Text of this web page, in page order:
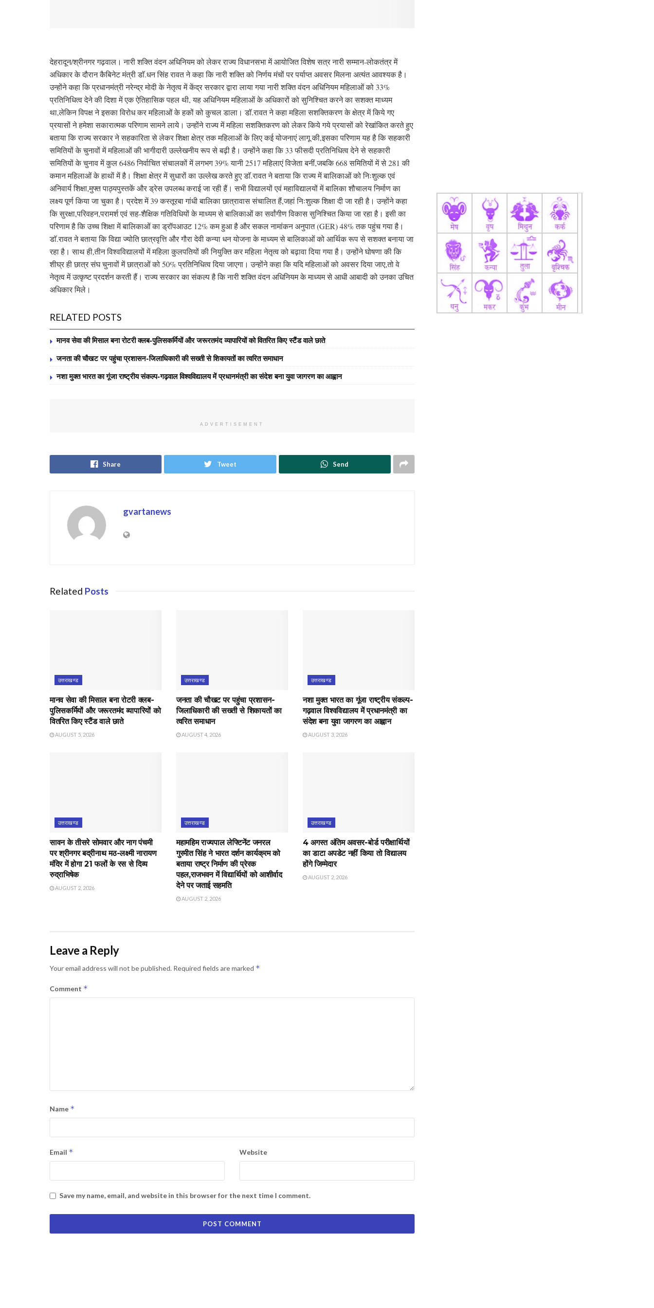
देहरादून/श्रीनगर गढ़वाल। नारी शक्ति वंदन अधिनियम को लेकर राज्य विधानसभा में आयोजित विशेष सत्र नारी सम्मान-लोकतंत्र में
अधिकार के दौरान कैबिनेट मंत्री डाॅ.धन सिंह रावत ने कहा कि नारी शक्ति को निर्णय मंचों पर पर्याप्त अवसर मिलना अत्यंत आवश्यक है।
उन्होंने कहा कि प्रधानमंत्री नरेन्द्र मोदी के नेतृत्व में केंद्र सरकार द्वारा लाया गया नारी शक्ति वंदन अधिनियम महिलाओं को 33%
प्रतिनिधित्व देने की दिशा में एक ऐतिहासिक पहल थी, यह अधिनियम महिलाओं के अधिकारों को सुनिश्चित करने का सशक्त माध्यम
था,लेकिन विपक्ष ने इसका विरोध कर महिलाओं के हकों को कुचल डाला। डॉ.रावत ने कहा महिला सशक्तिकरण के क्षेत्र में किये गए
प्रयासों ने हमेशा सकारात्मक परिणाम सामने लाये। उन्होंने राज्य में महिला सशक्तिकरण को लेकर किये गये प्रयासों को रेखांकित करते हुए
बताया कि राज्य सरकार ने सहकारिता से लेकर शिक्षा क्षेत्र तक महिलाओं के लिए कई योजनाएं लागू की,इसका परिणाम यह है कि सहकारी
समितियों के चुनावों में महिलाओं की भागीदारी उल्लेखनीय रूप से बढ़ी है। उन्होंने कहा कि 33 फीसदी प्रतिनिधित्व देने से सहकारी
समितियों के चुनाव में कुल 6486 निर्वाचित संचालकों में लगभग 39% यानी 2517 महिलाएं विजेता बनीं,जबकि 668 समितियों में से 281 की
कमान महिलाओं के हाथों में है। शिक्षा क्षेत्र में सुधारों का उल्लेख करते हुए डाॅ.रावत ने बताया कि राज्य में बालिकाओं को निःशुल्क एवं
अनिवार्य शिक्षा,मुफ्त पाठ्यपुस्तकें और ड्रेस उपलब्ध कराई जा रही हैं। सभी विद्यालयों एवं महाविद्यालयों में बालिका शौचालय निर्माण का
लक्ष्य पूर्ण किया जा चुका है। प्रदेश में 39 कस्तूरबा गांधी बालिका छात्रावास संचालित हैं,जहां निःशुल्क शिक्षा दी जा रही है। उन्होंने कहा
कि सुरक्षा,परिवहन,परामर्श एवं सह-शैक्षिक गतिविधियों के माध्यम से बालिकाओं का सर्वांगीण विकास सुनिश्चित किया जा रहा है। इसी का
परिणाम है कि उच्च शिक्षा में बालिकाओं का ड्रॉपआउट 12% कम हुआ है और सकल नामांकन अनुपात (GER) 48% तक पहुंच गया है।
डाॅ.रावत ने बताया कि विद्या ज्योति छात्रवृत्ति और गौरा देवी कन्या धन योजना के माध्यम से बालिकाओं को आर्थिक रूप से सशक्त बनाया जा
रहा है। साथ ही,तीन विश्वविद्यालयों में महिला कुलपतियों की नियुक्ति कर महिला नेतृत्व को बढ़ावा दिया गया है। उन्होंने घोषणा की कि
शीघ्र ही छात्र संघ चुनावों में छात्राओं को 50% प्रतिनिधित्व दिया जाएगा। उन्होंने कहा कि यदि महिलाओं को अवसर दिया जाए,तो वे
नेतृत्व में उत्कृष्ट प्रदर्शन करती हैं। राज्य सरकार का संकल्प है कि नारी शक्ति वंदन अधिनियम के माध्यम से आधी आबादी को उनका उचित
अधिकार मिले।
RELATED POSTS
मानव सेवा की मिसाल बना रोटरी क्लब-पुलिसकर्मियों और जरूरतमंद व्यापारियों को वितरित किए स्टैंड वाले छाते
जनता की चौखट पर पहुंचा प्रशासन-जिलाधिकारी की सख्ती से शिकायतों का त्वरित समाधान
नशा मुक्त भारत का गूंजा राष्ट्रीय संकल्प-गढ़वाल विश्वविद्यालय में प्रधानमंत्री का संदेश बना युवा जागरण का आह्वान
ADVERTISEMENT
Share Tweet Send
gvartanews
Related Posts
उत्तराखण्ड
मानव सेवा की मिसाल बना रोटरी क्लब-
पुलिसकर्मियों और जरूरतमंद व्यापारियों को
वितरित किए स्टैंड वाले छाते
AUGUST 5, 2026
उत्तराखण्ड
जनता की चौखट पर पहुंचा प्रशासन-
जिलाधिकारी की सख्ती से शिकायतों का
त्वरित समाधान
AUGUST 4, 2026
उत्तराखण्ड
नशा मुक्त भारत का गूंजा राष्ट्रीय संकल्प-
गढ़वाल विश्वविद्यालय में प्रधानमंत्री का
संदेश बना युवा जागरण का आह्वान
AUGUST 3, 2026
उत्तराखण्ड
सावन के तीसरे सोमवार और नाग पंचमी
पर श्रीनगर बद्रीनाथ मठ-लक्ष्मी नारायण
मंदिर में होगा 21 फलों के रस से दिव्य
रुद्राभिषेक
AUGUST 2, 2026
उत्तराखण्ड
महामहिम राज्यपाल लेफ्टिनेंट जनरल
गुरमीत सिंह ने भारत दर्शन कार्यक्रम को
बताया राष्ट्र निर्माण की प्रेरक
पहल,राजभवन में विद्यार्थियों को आशीर्वाद
देने पर जताई सहमति
AUGUST 2, 2026
उत्तराखण्ड
4 अगस्त अंतिम अवसर-बोर्ड परीक्षार्थियों
का डाटा अपडेट नहीं किया तो विद्यालय
होंगे जिम्मेदार
AUGUST 2, 2026
Leave a Reply
Your email address will not be published. Required fields are marked *
Comment *
Name *
Email * Website
Save my name, email, and website in this browser for the next time I comment.